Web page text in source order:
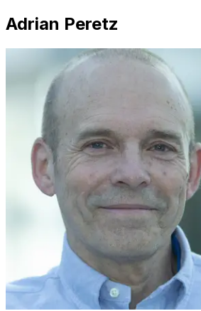
Adrian Peretz